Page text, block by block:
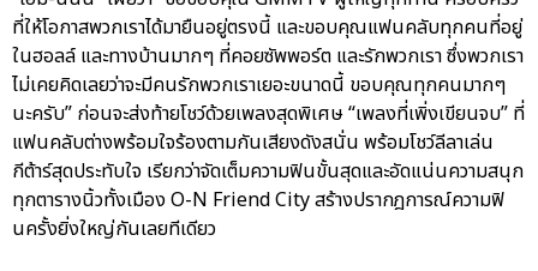
ที่ให้โอกาสพวกเราได้มายืนอยู่ตรงนี้ และขอบคุณแฟนคลับทุกคนที่อยู่
ในฮอลล์ และทางบ้านมากๆ ที่คอยซัพพอร์ต และรักพวกเรา ซึ่งพวกเรา
ไม่เคยคิดเลยว่าจะมีคนรักพวกเราเยอะขนาดนี้ ขอบคุณทุกคนมากๆ
นะครับ” ก่อนจะส่งท้ายโชว์ด้วยเพลงสุดพิเศษ “เพลงที่เพิ่งเขียนจบ” ที่
แฟนคลับต่างพร้อมใจร้องตามกันเสียงดังสนั่น พร้อมโชว์ลีลาเล่น
กีต้าร์สุดประทับใจ เรียกว่าจัดเต็มความฟินขั้นสุดและอัดแน่นความสนุก
ทุกตารางนิ้วทั้งเมือง O-N Friend City สร้างปรากฎการณ์ความฟิ
นครั้งยิ่งใหญ่กันเลยทีเดียว